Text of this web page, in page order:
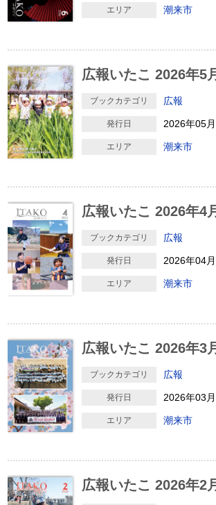
エリア 潮来市
広報いたこ 2026年5
ブックカテゴリ 広報
発行日 2026年05
エリア 潮来市
広報いたこ 2026年4
ブックカテゴリ 広報
発行日 2026年04
エリア 潮来市
広報いたこ 2026年3
ブックカテゴリ 広報
発行日 2026年03
エリア 潮来市
広報いたこ 2026年2